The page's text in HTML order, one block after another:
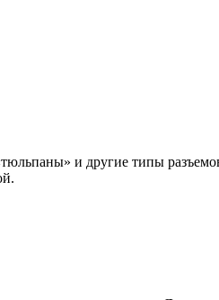
и другие типы